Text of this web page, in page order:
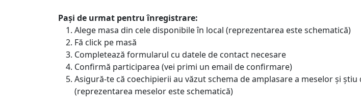
Pași de urmat pentru înregistrare:
Alege masa din cele disponibile în local (reprezentarea este schematică)
Fă click pe masă
Completează formularul cu datele de contact necesare
Confirmă participarea (vei primi un email de confirmare)
Asigură-te că coechipierii au văzut schema de amplasare a meselor și
(reprezentarea meselor este schematică)